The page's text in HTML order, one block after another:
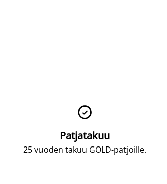

Patjatakuu
25 vuoden takuu GOLD-patjoille.